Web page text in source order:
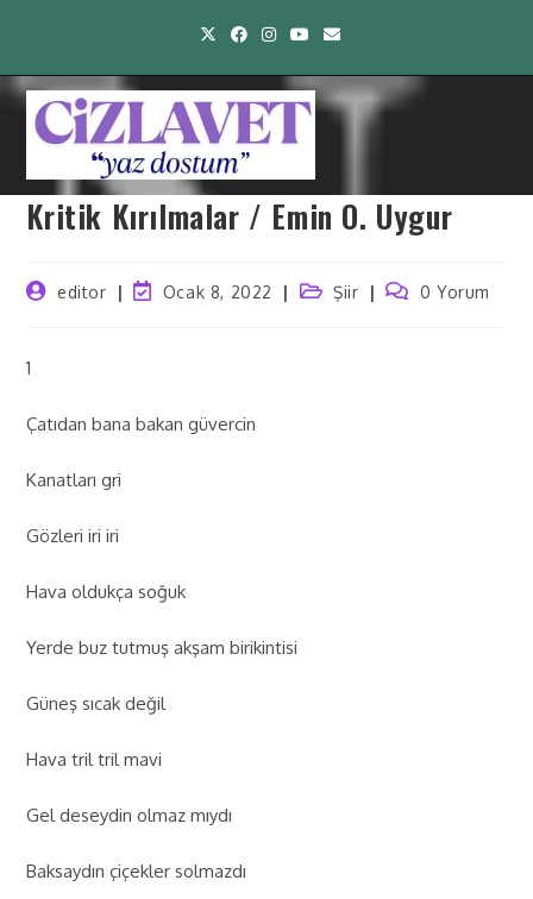
Kritik Kırılmalar / Emin O. Uygur
editor Ocak 8, 2022 Şiir 0 Yorum
1
Çatıdan bana bakan güvercin
Kanatları gri
Gözleri iri iri
Hava oldukça soğuk
Yerde buz tutmuş akşam birikintisi
Güneş sıcak değil
Hava tril tril mavi
Gel deseydin olmaz mıydı
Baksaydın çiçekler solmazdı